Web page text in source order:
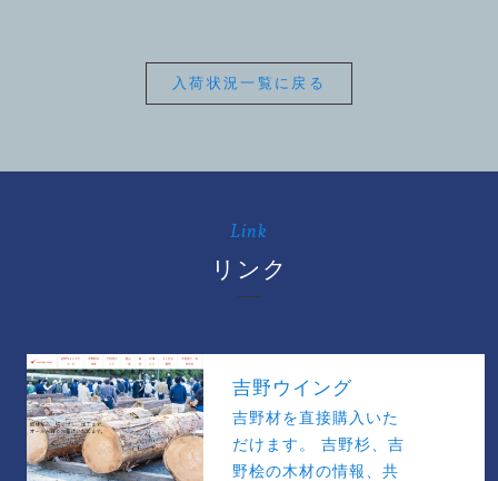
入荷状況一覧に戻る
Link
リンク
吉野ウイング
吉野材を直接購入いた
だけます。 吉野杉、吉
野桧の木材の情報、共